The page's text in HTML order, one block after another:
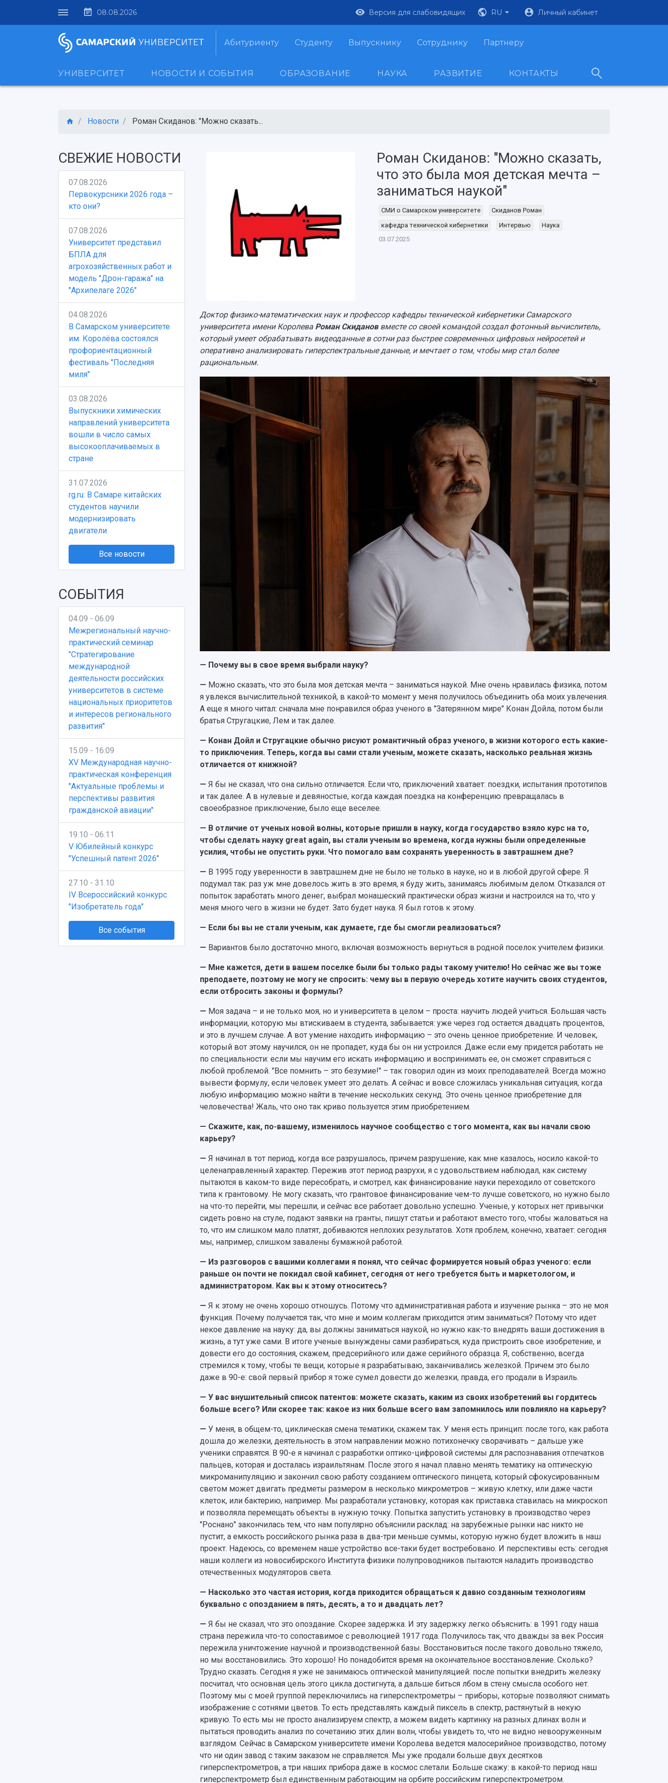
08.08.2026 Версия для слабовидящих RU Личный кабинет
Абитуриенту Студенту Выпускнику Сотруднику Партнеру
УНИВЕРСИТЕТ НОВОСТИ И СОБЫТИЯ ОБРАЗОВАНИЕ НАУКА РАЗВИТИЕ КОНТАКТЫ
Новости Роман Скиданов: "Можно сказать...
СВЕЖИЕ НОВОСТИ
07.08.2026
Первокурсники 2026 года –
кто они?
07.08.2026
Университет представил
БПЛА для
агрохозяйственных работ и
модель "Дрон-гаража" на
"Архипелаге 2026"
04.08.2026
В Самарском университете
им. Королёва состоялся
профориентационный
фестиваль "Последняя
миля"
03.08.2026
Выпускники химических
направлений университета
вошли в число самых
высокооплачиваемых в
стране
31.07.2026
rg.ru: В Самаре китайских
студентов научили
модернизировать
двигатели
Все новости
СОБЫТИЯ
04.09 - 06.09
Межрегиональный научно-
практический семинар
"Стратегирование
международной
деятельности российских
университетов в системе
национальных приоритетов
и интересов регионального
развития"
15.09 - 16.09
XV Международная научно-
практическая конференция
"Актуальные проблемы и
перспективы развития
гражданской авиации"
19.10 - 06.11
V Юбилейный конкурс
"Успешный патент 2026"
27.10 - 31.10
IV Всероссийский конкурс
"Изобретатель года"
Все события
Роман Скиданов: "Можно сказать,
что это была моя детская мечта –
заниматься наукой"
СМИ о Самарском университете
Скиданов Роман
кафедра технической кибернетики
Интервью
Наука
03.07.2025
Доктор физико-математических наук и профессор кафедры технической кибернетики Самарского
университета имени Королева Роман Скидановвместе со своей командой создал фотонный вычислитель,
который умеет обрабатывать видеоданные в сотни раз быстрее современных цифровых нейросетей и
оперативно анализировать гиперспектральные данные, и мечтает о том, чтобы мир стал более
рациональным.
— Почему вы в свое время выбрали науку?
— Можно сказать, что это была моя детская мечта – заниматься наукой. Мне очень нравилась физика, потом
я увлекся вычислительной техникой, в какой-то момент у меня получилось объединить оба моих увлечения.
А еще я много читал: сначала мне понравился образ ученого в "Затерянном мире" Конан Дойла, потом были
братья Стругацкие, Лем и так далее.
— Конан Дойл и Стругацкие обычно рисуют романтичный образ ученого, в жизни которого есть какие-
то приключения. Теперь, когда вы сами стали ученым, можете сказать, насколько реальная жизнь
отличается от книжной?
— Я бы не сказал, что она сильно отличается. Если что, приключений хватает: поездки, испытания прототипов
и так далее. А в нулевые и девяностые, когда каждая поездка на конференцию превращалась в
своеобразное приключение, было еще веселее.
— В отличие от ученых новой волны, которые пришли в науку, когда государство взяло курс на то,
чтобы сделать науку great again, вы стали ученым во времена, когда нужны были определенные
усилия, чтобы не опустить руки. Что помогало вам сохранять уверенность в завтрашнем дне?
— В 1995 году уверенности в завтрашнем дне не было не только в науке, но и в любой другой сфере. Я
подумал так: раз уж мне довелось жить в это время, я буду жить, занимаясь любимым делом. Отказался от
попыток заработать много денег, выбрал монашеский практически образ жизни и настроился на то, что у
меня много чего в жизни не будет. Зато будет наука. Я был готов к этому.
— Если бы вы не стали ученым, как думаете, где бы смогли реализоваться?
— Вариантов было достаточно много, включая возможность вернуться в родной поселок учителем физики.
— Мне кажется, дети в вашем поселке были бы только рады такому учителю! Но сейчас же вы тоже
преподаете, поэтому не могу не спросить: чему вы в первую очередь хотите научить своих студентов,
если отбросить законы и формулы?
— Моя задача – и не только моя, но и университета в целом – проста: научить людей учиться. Большая часть
информации, которую мы втискиваем в студента, забывается: уже через год остается двадцать процентов,
и это в лучшем случае. А вот умение находить информацию – это очень ценное приобретение. И человек,
который вот этому научился, он не пропадет, куда бы он ни устроился. Даже если ему придется работать не
по специальности: если мы научим его искать информацию и воспринимать ее, он сможет справиться с
любой проблемой. "Все помнить – это безумие!" – так говорил один из моих преподавателей. Всегда можно
вывести формулу, если человек умеет это делать. А сейчас и вовсе сложилась уникальная ситуация, когда
любую информацию можно найти в течение нескольких секунд. Это очень ценное приобретение для
человечества! Жаль, что оно так криво пользуется этим приобретением.
— Скажите, как, по-вашему, изменилось научное сообщество с того момента, как вы начали свою
карьеру?
— Я начинал в тот период, когда все разрушалось, причем разрушение, как мне казалось, носило какой-то
целенаправленный характер. Пережив этот период разрухи, я с удовольствием наблюдал, как систему
пытаются в каком-то виде пересобрать, и смотрел, как финансирование науки переходило от советского
типа к грантовому. Не могу сказать, что грантовое финансирование чем-то лучше советского, но нужно было
на что-то перейти, мы перешли, и сейчас все работает довольно успешно. Ученые, у которых нет привычки
сидеть ровно на стуле, подают заявки на гранты, пишут статьи и работают вместо того, чтобы жаловаться на
то, что им слишком мало платят, добиваются неплохих результатов. Хотя проблем, конечно, хватает: сегодня
мы, например, слишком завалены бумажной работой.
— Из разговоров с вашими коллегами я понял, что сейчас формируется новый образ ученого: если
раньше он почти не покидал свой кабинет, сегодня от него требуется быть и маркетологом, и
администратором. Как вы к этому относитесь?
— Я к этому не очень хорошо отношусь. Потому что административная работа и изучение рынка – это не моя
функция. Почему получается так, что мне и моим коллегам приходится этим заниматься? Потому что идет
некое давление на науку: да, вы должны заниматься наукой, но нужно как-то внедрять ваши достижения в
жизнь, а тут уже сами. В итоге ученые вынуждены сами разбираться, куда пристроить свое изобретение, и
довести его до состояния, скажем, предсерийного или даже серийного образца. Я, собственно, всегда
стремился к тому, чтобы те вещи, которые я разрабатываю, заканчивались железкой. Причем это было
даже в 90-е: свой первый прибор я тоже сумел довести до железки, правда, его продали в Израиль.
— У вас внушительный список патентов: можете сказать, каким из своих изобретений вы гордитесь
больше всего? Или скорее так: какое из них больше всего вам запомнилось или повлияло на карьеру?
— У меня, в общем-то, циклическая смена тематики, скажем так. У меня есть принцип: после того, как работа
дошла до железки, деятельность в этом направлении можно потихонечку сворачивать – дальше уже
ученики справятся. В 90-е я начинал с разработки оптико-цифровой системы для распознавания отпечатков
пальцев, которая и досталась израильтянам. После этого я начал плавно менять тематику на оптическую
микроманипуляцию и закончил свою работу созданием оптического пинцета, который сфокусированным
светом может двигать предметы размером в несколько микрометров – живую клетку, или даже части
клеток, или бактерию, например. Мы разработали установку, которая как приставка ставилась на микроскоп
и позволяла перемещать объекты в нужную точку. Попытка запустить установку в производство через
"Роснано" закончилась тем, что нам популярно объяснили расклад: на зарубежные рынки нас никто не
пустит, а емкость российского рынка раза в два-три меньше суммы, которую нужно будет вложить в наш
проект. Надеюсь, со временем наше устройство все-таки будет востребовано. И перспективы есть: сегодня
наши коллеги из новосибирского Института физики полупроводников пытаются наладить производство
отечественных модуляторов света.
— Насколько это частая история, когда приходится обращаться к давно созданным технологиям
буквально с опозданием в пять, десять, а то и двадцать лет?
— Я бы не сказал, что это опоздание. Скорее задержка. И эту задержку легко объяснить: в 1991 году наша
страна пережила что-то сопоставимое с революцией 1917 года. Получилось так, что дважды за век Россия
пережила уничтожение научной и производственной базы. Восстановиться после такого довольно тяжело,
но мы восстановились. Это хорошо! Но понадобится время на окончательное восстановление. Сколько?
Трудно сказать. Сегодня я уже не занимаюсь оптической манипуляцией: после попытки внедрить железку
посчитал, что основная цель этого цикла достигнута, а дальше биться лбом в стену смысла особого нет.
Поэтому мы с моей группой переключились на гиперспектрометры – приборы, которые позволяют снимать
изображение с сотнями цветов. То есть представлять каждый пиксель в спектр, растянутый в некую
кривую. То есть мы не просто анализируем спектр, а можем видеть картинку на разных длинах волн и
пытаться проводить анализ по сочетанию этих длин волн, чтобы увидеть то, что не видно невооруженным
взглядом. Сейчас в Самарском университете имени Королева ведется малосерийное производство, потому
что ни один завод с таким заказом не справляется. Мы уже продали больше двух десятков
гиперспектрометров, а три наших прибора даже в космос слетали. Больше скажу: в какой-то период наш
гиперспектрометр был единственным работающим на орбите российским гиперспектрометром.